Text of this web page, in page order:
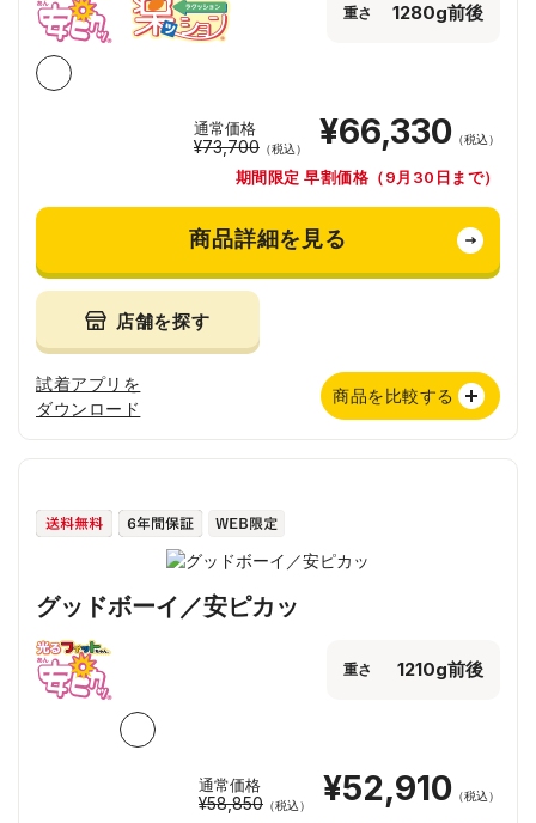
重さ 1280g前後
通常価格
¥73,700 （税込） ¥66,330 （税込）
期間限定 早割価格（9月30日まで）
商品詳細を見る
店舗を探す
試着アプリを
ダウンロード
商品を比較する
グッドボーイ／安ピカッ
重さ 1210g前後
通常価格
¥58,850 （税込） ¥52,910 （税込）